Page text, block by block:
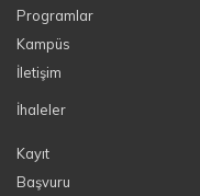
Programlar
Kampüs
İletişim
İhaleler
Kayıt
Başvuru